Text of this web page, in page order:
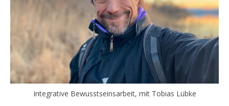
Integrative Bewusstseinsarbeit, mit Tobias Lübke